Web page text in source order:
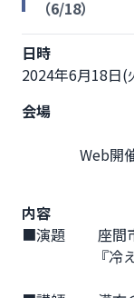
（6/18）
日時
2024年6月18日(
会場
内容
■演題　　 座間
『冷え性の